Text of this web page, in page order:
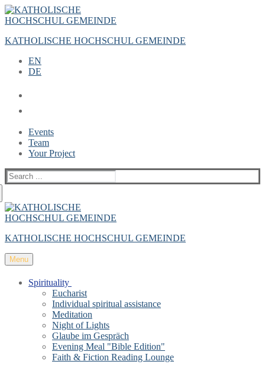
Zum
Inhalt
Menü
Schließen
KATHOLISCHE HOCHSCHUL GEMEINDE
EN
DE
Events
Team
Your Project
Suche
nach:
KATHOLISCHE HOCHSCHUL GEMEINDE
Menu
Spirituality
Eucharist
Individual spiritual assistance
Meditation
Night of Lights
Glaube im Gespräch
Evening Meal "Bible Edition"
Faith & Fiction Reading Lounge